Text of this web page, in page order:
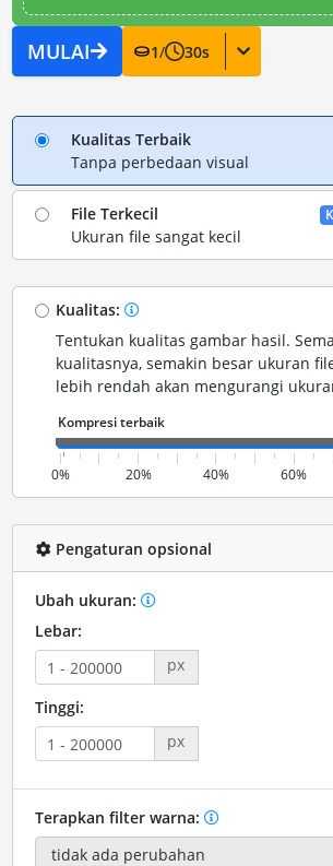
MULAI 1/ 30s
Kualitas Terbaik
Tanpa perbedaan visual
File Terkecil
Ukuran file sangat kecil
Kualitas:
Tentukan kualitas gambar hasil.
kualitasnya, semakin besar ukuran
lebih rendah akan mengurangi
0% 20% 40% 60%
Pengaturan opsional
Ubah ukuran:
Lebar:
px
Tinggi:
px
Terapkan filter warna: